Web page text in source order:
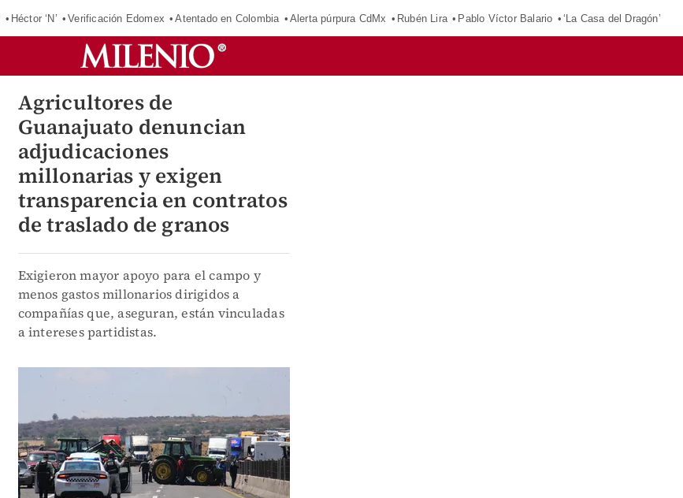
Héctor ‘N’ Verificación Edomex Atentado en Colombia Alerta púrpura CdMx Rubén Lira Pablo Víctor Balario ‘La Casa del Dragón’
Agricultores de
Guanajuato denuncian
adjudicaciones
millonarias y exigen
transparencia en contratos
de traslado de granos
Exigieron mayor apoyo para el campo y
menos gastos millonarios dirigidos a
compañías que, aseguran, están vinculadas
a intereses partidistas.